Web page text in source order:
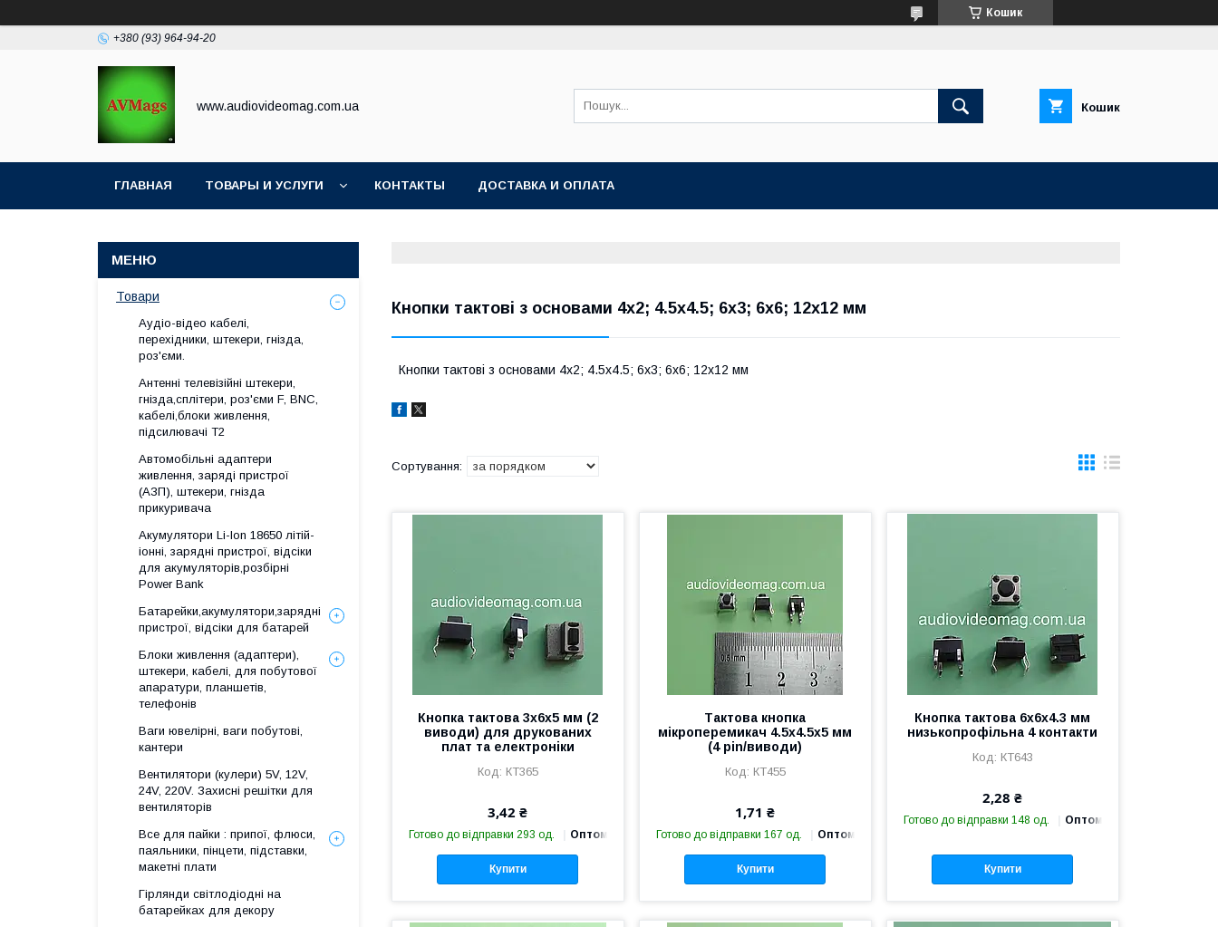
Кошик
+380 (93) 964-94-20
www.audiovideomag.com.ua Кошик
ГЛАВНАЯ ТОВАРЫ И УСЛУГИ КОНТАКТЫ ДОСТАВКА И ОПЛАТА
Кнопки тактові з основами 4х2; 4.5х4.5; 6х3; 6х6; 12х12 мм
Кнопки тактові з основами 4х2; 4.5х4.5; 6х3; 6х6; 12х12 мм
Кнопка тактова 3х6х5 мм (2
виводи) для друкованих
плат та електроніки
КТ365
3,42 ₴
Готово до відправки 293 од. Оптом і в роздріб
Купити
Тактова кнопка
мікроперемикач 4.5х4.5х5 мм
(4 pin/виводи)
КТ455
1,71 ₴
Готово до відправки 167 од. Оптом і в роздріб
Купити
Кнопка тактова 6х6х4.3 мм
низькопрофільна 4 контакти
КТ643
2,28 ₴
Готово до відправки 148 од. Оптом і в роздріб
Купити
Товари
Аудіо-відео кабелі,
перехідники, штекери, гнізда,
роз'єми.
Антенні телевізійні штекери,
гнізда,сплітери, роз'єми F, BNC,
кабелі,блоки живлення,
підсилювачі Т2
Автомобільні адаптери
живлення, заряді пристрої
(АЗП), штекери, гнізда
прикуривача
Акумулятори Li-Ion 18650 літій-
іонні, зарядні пристрої, відсіки
для акумуляторів,розбірні
Power Bank
Батарейки,акумулятори,зарядні
пристрої, відсіки для батарей
Блоки живлення (адаптери),
штекери, кабелі, для побутової
апаратури, планшетів,
телефонів
Ваги ювелірні, ваги побутові,
кантери
Вентилятори (кулери) 5V, 12V,
24V, 220V. Захисні решітки для
вентиляторів
Все для пайки : припої, флюси,
паяльники, пінцети, підставки,
макетні плати
Гірлянди світлодіодні на
батарейках для декору